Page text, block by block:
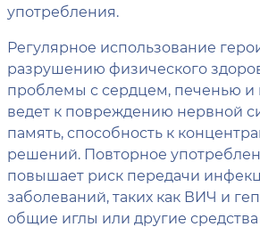
употребления.
Регулярное использование
разрушению физического
проблемы с сердцем, печенью и
ведет к повреждению нервной
память, способность к
решений. Повторное
повышает риск передачи
заболеваний, таких как ВИЧ и
общие иглы или другие